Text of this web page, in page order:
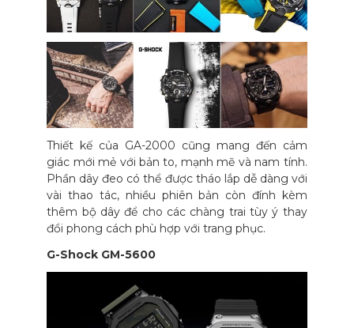
Thiết kế của GA-2000 cũng mang đến cảm
giác mới mẻ với bản to, mạnh mẽ và nam tính.
Phần dây đeo có thể được tháo lắp dễ dàng với
vài thao tác, nhiều phiên bản còn đính kèm
thêm bộ dây để cho các chàng trai tùy ý thay
đổi phong cách phù hợp với trang phục.
G-Shock GM-5600